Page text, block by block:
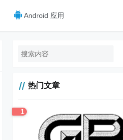
Android 应用
热门文章
1